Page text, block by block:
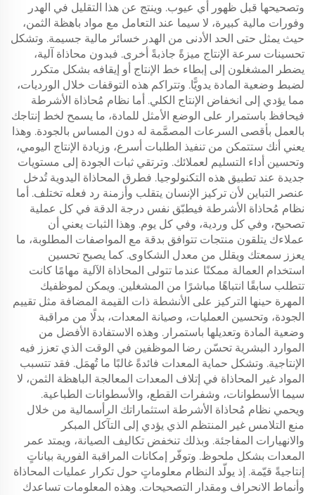
وتصحيحها قبل ظهور أي عيوب. وينتج عن هذا التقليل في الهدر
وفورات مالية كبيرة، لا سيما عند التعامل مع مواد باهظة الثمن،
حيث يمثل حتى الحد الأدنى من الهدر خسائر مالية جسيمة. وتشكل
تحسينات سرعة الإنتاج ميزةً جاذبةً أخرى. فبدون محاذاة آلية،
يضطر المشغلون إلى إبطاء خط الإنتاج أو إيقافه بشكل متكرر
لضبط وضعية المادة يدويًّا. وتتراكم هذه التوقفات خلال الورديات،
مما يؤدي إلى انخفاض الإنتاج الكلي. أما نظام مُحاذاة الأشرطة
فيحافظ باستمرار على الوضع الأمثل للمادة، ما يسمح لخط إنتاجك
بالعمل بأقصى السرعات المصمَّمة له دون المساس بالجودة. وهذا
يعني أنك ستتمكن من تنفيذ الطلبات أسرع، وزيادة الإنتاج اليومي،
وتحسين أداء التسليم لعملائك. وترتقي ثبات الجودة إلى مستويات
جديدة عند تطبيق هذه التكنولوجيا. فطرق المحاذاة اليدوية تُدخل
عنصر التباين لأن تركيز الإنسان يتقلب وأزمنة رد فعله تختلف. أما
نظام مُحاذاة الأشرطة فيطبّق نفس درجة الدقة في كل عملية
تصحيح، وفي كل وردية، وفي كل يوم. وهذا الثبات يعني أن
عملاءك يتلقون منتجات تتوافق بدقة مع المواصفات المطلوبة، ما
يعزز سمعتك ويقلل من معدل الشكاوى. كما يصبح تحسين
استخدام العمالة ممكنًا عندما تتولى المحاذاة الآلية مهامًا كانت
تتطلب سابقًا انتباهًا مباشرًا من المشغلين. ويمكن لموظفيك
المهرة حينها التركيز على الأنشطة ذات القيمة المضافة مثل تقييم
الجودة، وتحسين العمليات، وصيانة المعدات، بدلًا من مراقبة
وضعية المادة وتعديلها باستمرار. وهذه الاستفادة الأفضل من
الموارد البشرية تحسّن رضا الموظفين في الوقت الذي تعزز فيه
الإنتاجية. وتشكل حماية المعدات فائدةً غالبًا ما تُهمَل. فقد تتسبب
المواد غير المحاذاة في إتلاف المعدات المعالجة الباهظة الثمن، لا
سيما الأسطوانات، وشفرات القطع، والأسطوانات الطباعية.
ويحمي نظام مُحاذاة الأشرطة استثماراتك الرأسمالية من خلال
منع التلامس غير المنتظم الذي يؤدي إلى التآكل المبكر
والانهيارات المفاجئة. وبذلك تنخفض تكاليف الصيانة، ويمتد عمر
المعدات بشكل ملحوظ. وتوفّر إمكانات المراقبة الفورية بياناتٍ
إنتاجيةً قيّمة. إذ يولّد النظام معلوماتٍ حول تكرار عمليات المحاذاة
وأنماط الانحراف ومقدار التصحيحات. وهذه المعلومات تساعدك